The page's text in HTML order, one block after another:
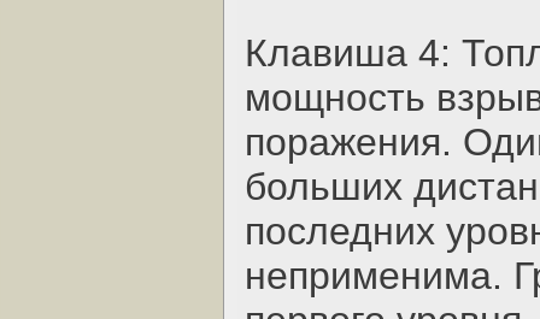
Клавиша 4:
мощность
поражения.
больших
последних
неприменима.